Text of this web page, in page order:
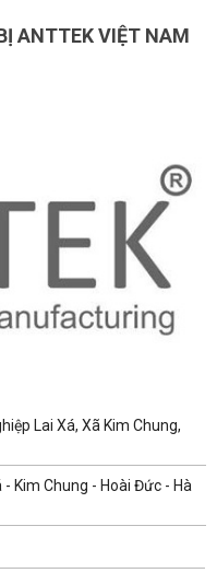
ANTTEK VIỆT NAM
Lai Xá, Xã Kim Chung,
- Kim Chung - Hoài Đức - Hà